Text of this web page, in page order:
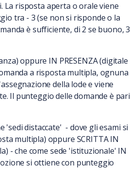
La risposta aperta o orale viene
tra - 3 (se non si risponde o la
è sufficiente, di 2 se buono, 3
oppure IN PRESENZA (digitale
a risposta multipla, ognuna
della lode e viene
Il punteggio delle domande è pari
'sedi distaccate' - dove gli esami si
multipla) oppure SCRITTA IN
- che come sede 'istituzionale' IN
si ottiene con punteggio